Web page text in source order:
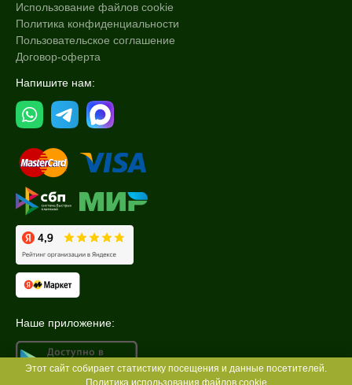
Использование файлов cookie
Политика конфиденциальности
Пользовательское соглашение
Договор-оферта
Напишите нам:
Наше приложение:
Этот сайт собирает статистику посещения и данные посетителей.
Политика использования файлов cookie